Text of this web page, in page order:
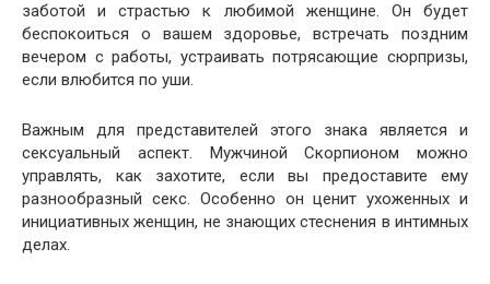
заботой и страстью к любимой женщине. Он будет
беспокоиться о вашем здоровье, встречать поздним
вечером с работы, устраивать потрясающие сюрпризы,
если влюбится по уши.
Важным для представителей этого знака является и
сексуальный аспект. Мужчиной Скорпионом можно
управлять, как захотите, если вы предоставите ему
разнообразный секс. Особенно он ценит ухоженных и
инициативных женщин, не знающих стеснения в интимных
делах.